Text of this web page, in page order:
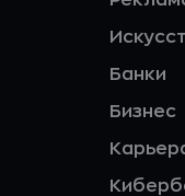
Банки
Бизнес